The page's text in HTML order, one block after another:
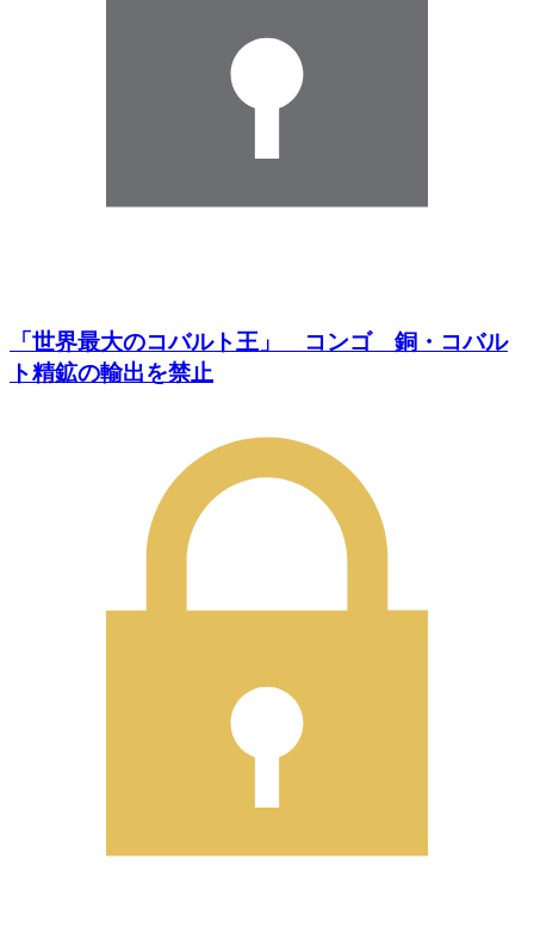
「世界最大のコバルト王」 コンゴ 銅・コバル
ト精鉱の輸出を禁止